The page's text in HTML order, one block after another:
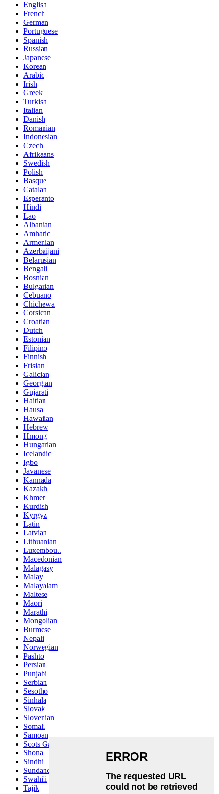
English
French
German
Portuguese
Spanish
Russian
Japanese
Korean
Arabic
Irish
Greek
Turkish
Italian
Danish
Romanian
Indonesian
Czech
Afrikaans
Swedish
Polish
Basque
Catalan
Esperanto
Hindi
Lao
Albanian
Amharic
Armenian
Azerbaijani
Belarusian
Bengali
Bosnian
Bulgarian
Cebuano
Chichewa
Corsican
Croatian
Dutch
Estonian
Filipino
Finnish
Frisian
Galician
Georgian
Gujarati
Haitian
Hausa
Hawaiian
Hebrew
Hmong
Hungarian
Icelandic
Igbo
Javanese
Kannada
Kazakh
Khmer
Kurdish
Kyrgyz
Latin
Latvian
Lithuanian
Luxembou..
Macedonian
Malagasy
Malay
Malayalam
Maltese
Maori
Marathi
Mongolian
Burmese
Nepali
Norwegian
Pashto
Persian
Punjabi
Serbian
Sesotho
Sinhala
Slovak
Slovenian
Somali
Samoan
Scots Gaelic
Shona
Sindhi
Sundanese
Swahili
Tajik